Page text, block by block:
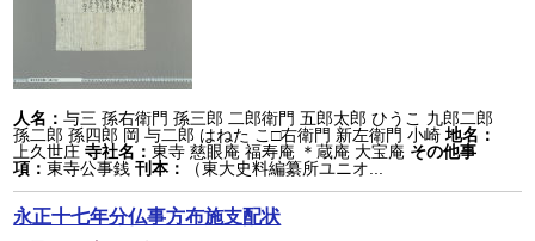
人名：与三 孫右衛門 孫三郎 二郎衛門 五郎太郎 ひうこ 九郎二郎
孫二郎 孫四郎 岡 与二郎 はねた こ□右衛門 新左衛門 小崎 地名：
上久世庄 寺社名：東寺 慈眼庵 福寿庵 ＊蔵庵 大宝庵 その他事
項：東寺公事銭 刊本： （東大史料編纂所ユニオ...
永正十七年分仏事方布施支配状